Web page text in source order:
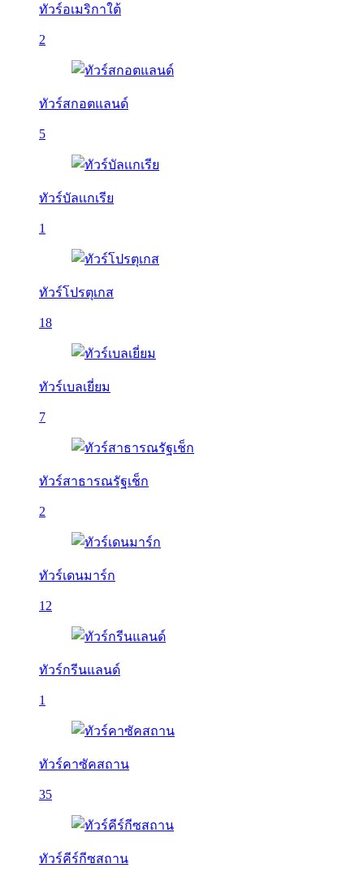
ทัวร์อเมริกาใต้
2
ทัวร์สกอตแลนด์
5
ทัวร์บัลเเกเรีย
1
ทัวร์โปรตุเกส
18
ทัวร์เบลเยี่ยม
7
ทัวร์สาธารณรัฐเช็ก
2
ทัวร์เดนมาร์ก
12
ทัวร์กรีนแลนด์
1
ทัวร์คาซัคสถาน
35
ทัวร์คีร์กีซสถาน